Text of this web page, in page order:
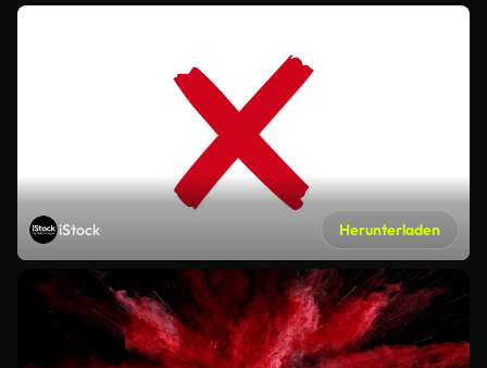
iStock Herunterladen